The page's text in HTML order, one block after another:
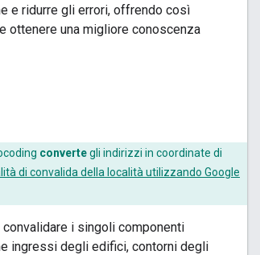
e ridurre gli errori, offrendo così
ottenere una migliore conoscenza
convertegli indirizzi in coordinate di
di convalida della località utilizzando Google
i singoli componenti
ingressi degli edifici, contorni degli